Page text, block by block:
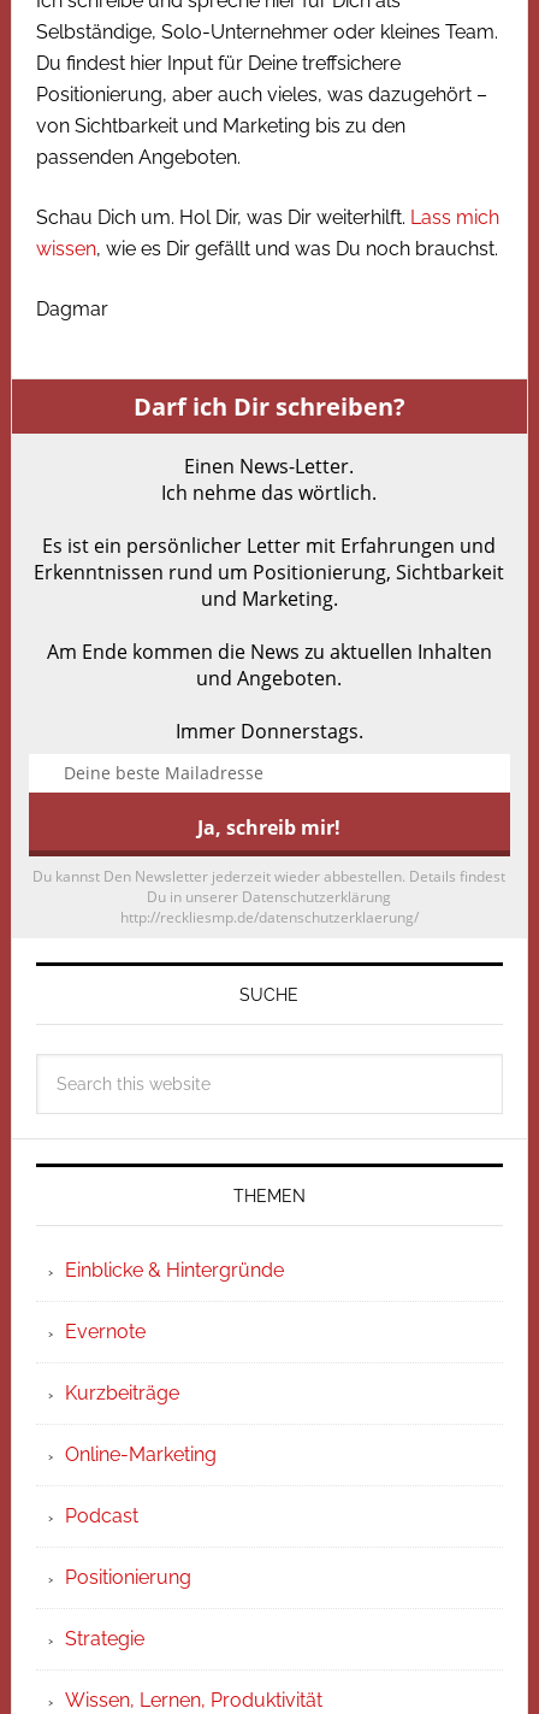
Selbständige, Solo-Unternehmer oder kleines Team.
Du findest hier Input für Deine treffsichere
Positionierung, aber auch vieles, was dazugehört –
von Sichtbarkeit und Marketing bis zu den
passenden Angeboten.
Schau Dich um. Hol Dir, was Dir weiterhilft. Lass mich
wissen, wie es Dir gefällt und was Du noch brauchst.
Dagmar
Darf ich Dir schreiben?
Einen News-Letter.
Ich nehme das wörtlich.
Es ist ein persönlicher Letter mit Erfahrungen und
Erkenntnissen rund um Positionierung, Sichtbarkeit
und Marketing.
Am Ende kommen die News zu aktuellen Inhalten
und Angeboten.
Immer Donnerstags.
Du kannst Den Newsletter jederzeit wieder abbestellen. Details findest
Du in unserer Datenschutzerklärung
http://reckliesmp.de/datenschutzerklaerung/
SUCHE
THEMEN
Einblicke & Hintergründe
Evernote
Kurzbeiträge
Online-Marketing
Podcast
Positionierung
Strategie
Wissen, Lernen, Produktivität